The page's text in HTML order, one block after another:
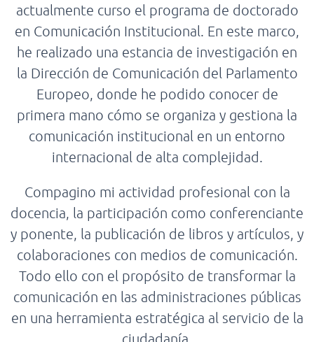
actualmente curso el programa de doctorado
en Comunicación Institucional. En este marco,
he realizado una estancia de investigación en
la Dirección de Comunicación del Parlamento
Europeo, donde he podido conocer de
primera mano cómo se organiza y gestiona la
comunicación institucional en un entorno
internacional de alta complejidad.
Compagino mi actividad profesional con la
docencia, la participación como conferenciante
y ponente, la publicación de libros y artículos, y
colaboraciones con medios de comunicación.
Todo ello con el propósito de transformar la
comunicación en las administraciones públicas
en una herramienta estratégica al servicio de la
ciudadanía.